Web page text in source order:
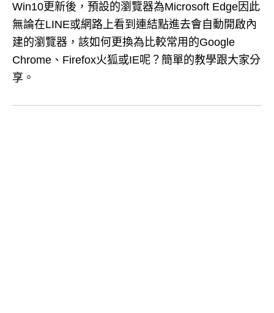
Win10更新後，預設的瀏覽器為Microsoft Edge因此
無論在LINE或網路上看到連結點進去會自動開啟內
建的瀏覽器，該如何更換為比較常用的Google
Chrome、Firefox火狐或IE呢？簡單的教學跟大家分
享。